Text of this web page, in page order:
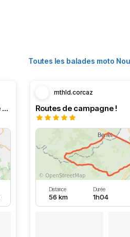
Toutes les balades moto
Boucle en Navarre. Stop au barrage d’Eugi.
mthld.corcaz
Routes de campagne !
Distance
56 km
Durée
1h04